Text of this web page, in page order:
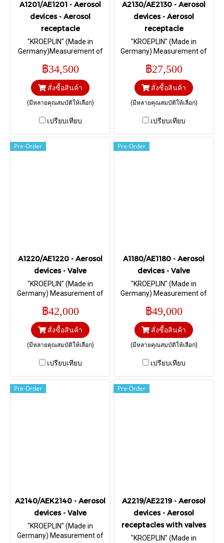
A1201/AE1201 - Aerosol
devices - Aerosol
receptacle
"KROEPLIN" (Made in
Germany)Measurement of
diameter 32.6 mm I Range 0
– 10 mm.
฿34,500
สั่งซื้อสินค้า
(มีหลายคุณสมบัติให้เลือก)
เปรียบเทียบ
A2130/AE2130 - Aerosol
devices - Aerosol
receptacle
"KROEPLIN" (Made in
Germany) Measurement of
aluminum and steel cans,
according to Standard EN
14847 and 15006 I Range 3,5
– 5,0 mm.
฿27,500
สั่งซื้อสินค้า
(มีหลายคุณสมบัติให้เลือก)
เปรียบเทียบ
Pre-Order
A1220/AE1220 - Aerosol
devices - Valve
"KROEPLIN" (Made in
Germany) Measurement of
I Range± 5 mm.
฿42,000
สั่งซื้อสินค้า
(มีหลายคุณสมบัติให้เลือก)
เปรียบเทียบ
Pre-Order
A1180/AE1180 - Aerosol
devices - Valve
"KROEPLIN" (Made in
Germany) Measurement of
Range 2,5 – 8 mm.
฿49,000
สั่งซื้อสินค้า
(มีหลายคุณสมบัติให้เลือก)
เปรียบเทียบ
Pre-Order
A2140/AEK2140 - Aerosol
devices - Valve
"KROEPLIN" (Made in
Germany) Measurement of
Pre-Order
A2219/AE2219 - Aerosol
devices - Aerosol
receptacles with valves
"KROEPLIN" (Made in